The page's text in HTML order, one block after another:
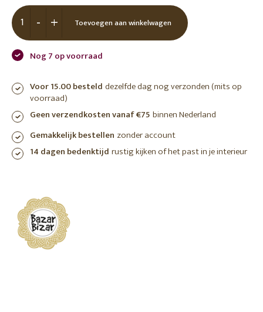
+
- Toevoegen aan winkelwagen
Nog 7 op voorraad
Voor 15.00 besteld dezelfde dag nog verzonden (mits op
voorraad)
Geen verzendkosten vanaf €75 binnen Nederland
Gemakkelijk bestellen zonder account
14 dagen bedenktijd rustig kijken of het past in je interieur